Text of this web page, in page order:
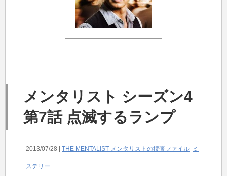
メンタリスト シーズン4
第7話 点滅するランプ
2013/07/28 | THE MENTALIST メンタリストの捜査ファイル ミ
ステリー